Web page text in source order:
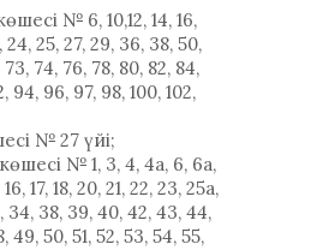
№ 6, 10,12, 14, 16,
24, 25, 27, 29, 36, 38, 50,
73, 74, 76, 78, 80, 82, 84,
94, 96, 97, 98, 100, 102,
№ 27 үйі;
№ 1, 3, 4, 4а, 6, 6а,
16, 17, 18, 20, 21, 22, 23, 25а,
38, 39, 40, 42, 43, 44,
49, 50, 51, 52, 53, 54, 55,